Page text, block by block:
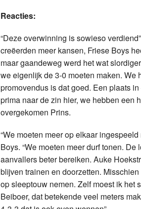
Reacties:
“Deze overwinning is sowieso
creëerden meer kansen, Friese Boys
maar gaandeweg werd het wat
we eigenlijk de 3-0 moeten maken.
promovendus is dat goed. Een plaats
prima naar de zin hier, we hebben een
overgekomen Prins.
“We moeten meer op elkaar
Boys. “We moeten meer durf tonen.
aanvallers beter bereiken. Auke
blijven trainen en doorzetten.
op sleeptouw nemen. Zelf moest ik het
Beiboer, dat betekende veel meters